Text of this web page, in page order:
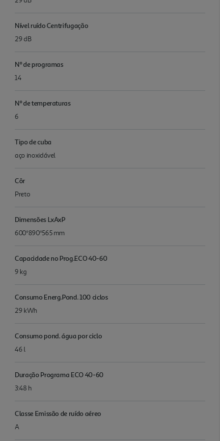
Nível ruído Centrifugação
29 dB
Nº de programas
14
Nº de temperaturas
6
Tipo de cuba
aço inoxidável
Côr
Preto
Dimensões LxAxP
600*890*565 mm
Capacidade no Prog.ECO 40-60
9 kg
Consumo Energ.Pond. 100 ciclos
29 kWh
Consumo pond. água por ciclo
46 l
Duração Programa ECO 40-60
3:48 h
Classe Emissão de ruído aéreo
A